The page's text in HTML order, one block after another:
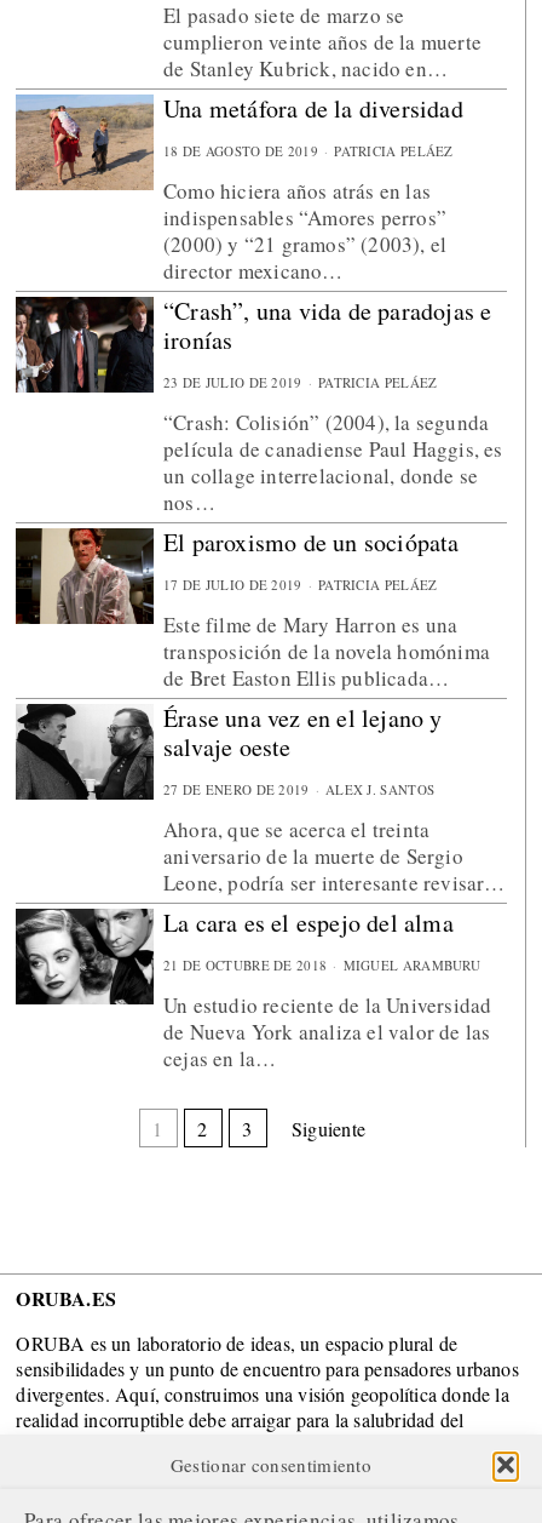
Gestionar consentimiento
El pasado siete de marzo se
cumplieron veinte años de la muerte
de Stanley Kubrick, nacido en…
Una metáfora de la diversidad
18 DE AGOSTO DE 2019 PATRICIA PELÁEZ
Como hiciera años atrás en las
indispensables “Amores perros”
(2000) y “21 gramos” (2003), el
director mexicano…
“Crash”, una vida de paradojas e
ironías
23 DE JULIO DE 2019 PATRICIA PELÁEZ
“Crash: Colisión” (2004), la segunda
película de canadiense Paul Haggis, es
un collage interrelacional, donde se
nos…
El paroxismo de un sociópata
17 DE JULIO DE 2019 PATRICIA PELÁEZ
Este filme de Mary Harron es una
transposición de la novela homónima
de Bret Easton Ellis publicada…
Érase una vez en el lejano y
salvaje oeste
27 DE ENERO DE 2019 ALEX J. SANTOS
Ahora, que se acerca el treinta
aniversario de la muerte de Sergio
Leone, podría ser interesante revisar…
La cara es el espejo del alma
21 DE OCTUBRE DE 2018 MIGUEL ARAMBURU
Un estudio reciente de la Universidad
de Nueva York analiza el valor de las
cejas en la…
1 2 3 Siguiente
ORUBA.ES
ORUBA es un laboratorio de ideas, un espacio plural de
sensibilidades y un punto de encuentro para pensadores urbanos
divergentes. Aquí, construimos una visión geopolítica donde la
realidad incorruptible debe arraigar para la salubridad del